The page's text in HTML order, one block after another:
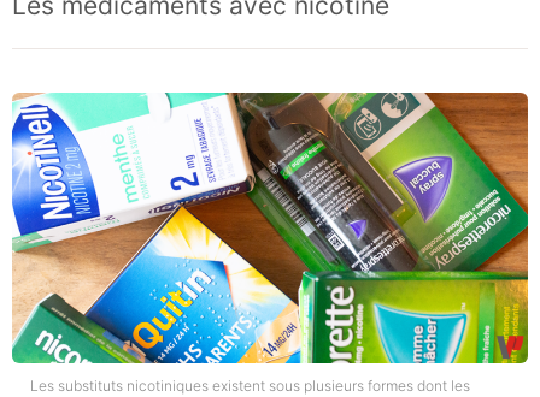
Les substituts nicotiniques existent sous plusieurs formes dont les